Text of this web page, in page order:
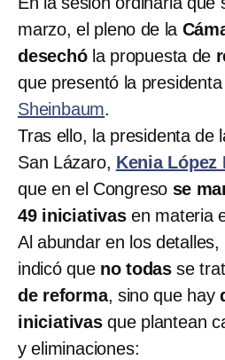
marzo, el pleno de la
desechóla propuesta de
que presentó la presidenta
Sheinbaum.
Tras ello, la presidenta de
San Lázaro, Kenia López
que en el Congreso se
49 iniciativasen materia
Al abundar en los
indicó que no todas se
de reforma, sino que hay
iniciativasque plantean
y eliminaciones: